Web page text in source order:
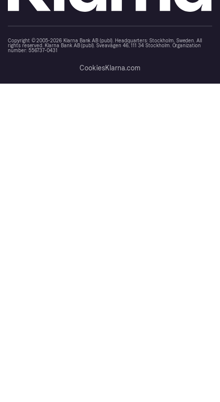
Copyright © 2005-2026 Klarna Bank AB (publ). Headquarters: Stockholm, Sweden. All
rights reserved. Klarna Bank AB (publ). Sveavägen 46, 111 34 Stockholm. Organization
number: 556737-0431
CookiesKlarna.com